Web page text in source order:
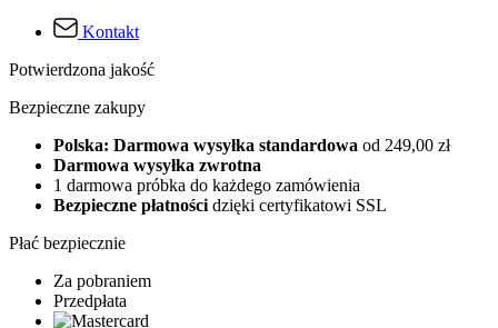
Kontakt
Potwierdzona jakość
Bezpieczne zakupy
Polska: Darmowa wysyłka standardowa od 249,00 zł
Darmowa wysyłka zwrotna
1 darmowa próbka do każdego zamówienia
Bezpieczne płatności dzięki certyfikatowi SSL
Płać bezpiecznie
Za pobraniem
Przedpłata